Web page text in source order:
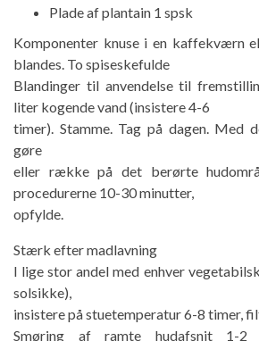
Plade af plantain 1 spsk
Komponenter knuse i en kaffekværn
blandes. To spiseskefulde
Blandinger til anvendelse til
liter kogende vand (insistere 4-6
timer). Stamme. Tag på dagen. Med
gøre
eller række på det berørte
procedurerne 10-30 minutter,
opfylde.
Stærk efter madlavning
I lige stor andel med enhver
solsikke),
insistere på stuetemperatur 6-8 timer,
Smøring af ramte hudafsnit 1-2